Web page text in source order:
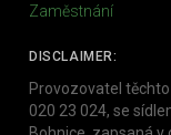
Zaměstnání
DISCLAIMER:
Provozovatel těchto
020 23 024, se